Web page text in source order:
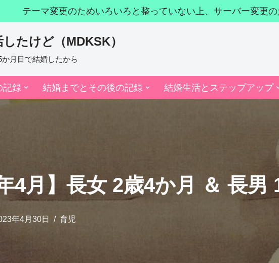
テーマ変更のためいろいろと整っていない上、サーバー変更
たけど（MDKSK）
月目で結婚したから
記録 結婚までとその後の記録 結婚生活とステップアップ
4月】長女 2歳4か月 ＆ 長男
年4月30日 育児